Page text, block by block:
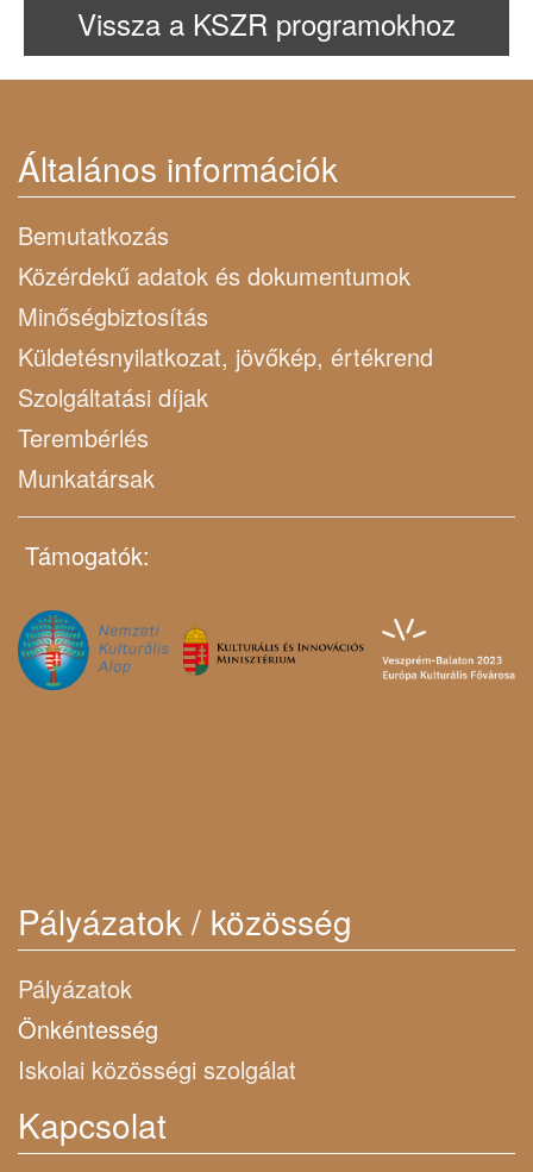
Vissza a KSZR programokhoz
Általános információk
Bemutatkozás
Közérdekű adatok és dokumentumok
Minőségbiztosítás
Küldetésnyilatkozat, jövőkép, értékrend
Szolgáltatási díjak
Terembérlés
Munkatársak
Támogatók:
Pályázatok / közösség
Pályázatok
Önkéntesség
Iskolai közösségi szolgálat
Kapcsolat